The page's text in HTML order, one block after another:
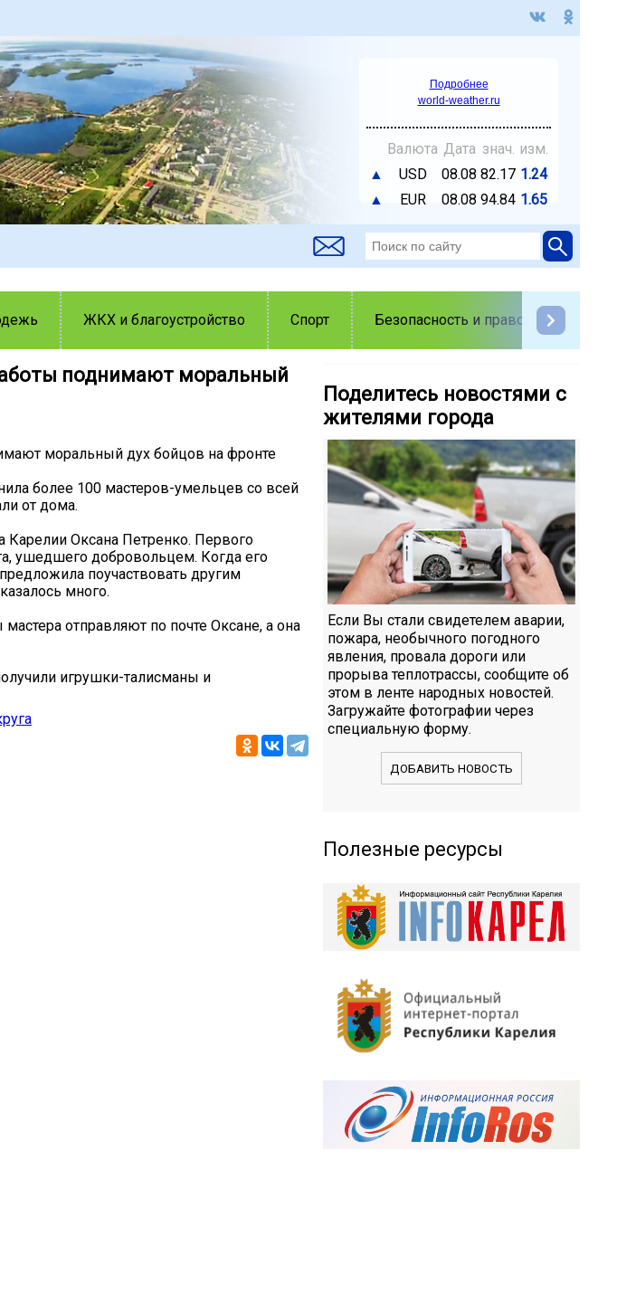
Подробнее
world-weather.ru
Валюта Дата знач. изм.
▲
USD 08.08 82.17 1.24
▲
EUR 08.08 94.84 1.65
ЖКХ и благоустройство Спорт Безопасность и правопорядок
поднимают моральный
моральный дух бойцов на фронте
более 100 мастеров-умельцев со всей
от дома.
Оксана Петренко. Первого
ушедшего добровольцем. Когда его
поучаствовать другим
много.
отправляют по почте Оксане, а она
игрушки-талисманы и
Поделитесь новостями с
жителями города
Если Вы стали свидетелем аварии,
пожара, необычного погодного
явления, провала дороги или
прорыва теплотрассы, сообщите об
этом в ленте народных новостей.
Загружайте фотографии через
специальную форму.
ДОБАВИТЬ НОВОСТЬ
Полезные ресурсы